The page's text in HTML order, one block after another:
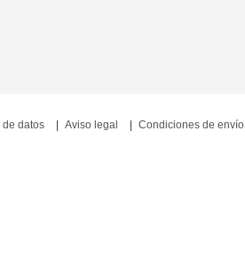
de datos Aviso legal Condiciones de envío